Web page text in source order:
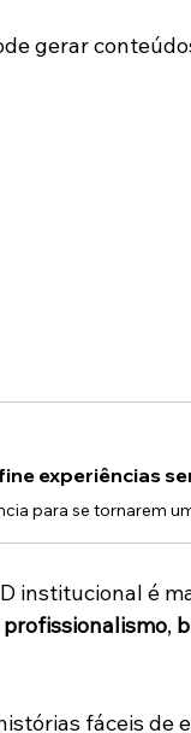
gerar
institucional é
profissionalismo,
fáceis de